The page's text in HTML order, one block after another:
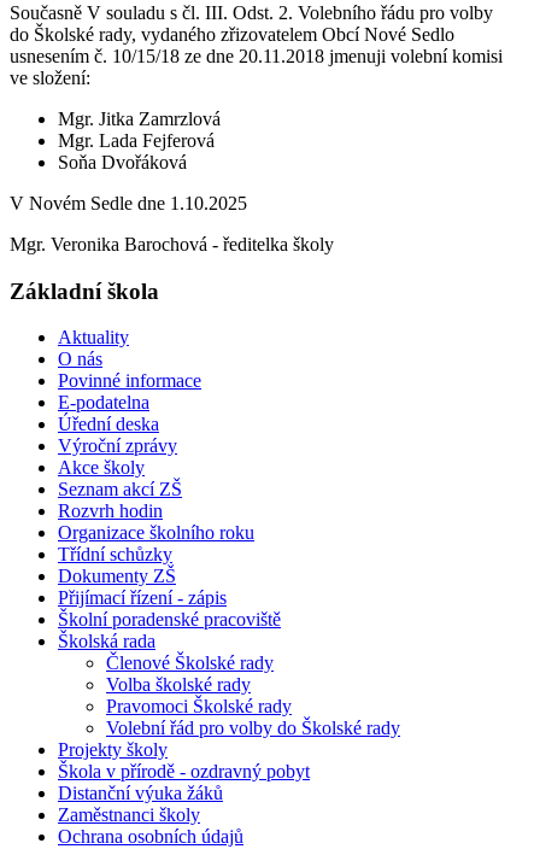
Současně V souladu s čl. III. Odst. 2. Volebního řádu pro volby
do Školské rady, vydaného zřizovatelem Obcí Nové Sedlo
usnesením č. 10/15/18 ze dne 20.11.2018 jmenuji volební komisi
ve složení:
Mgr. Jitka Zamrzlová
Mgr. Lada Fejferová
Soňa Dvořáková
V Novém Sedle dne 1.10.2025
Mgr. Veronika Barochová - ředitelka školy
Základní škola
Aktuality
O nás
Povinné informace
E-podatelna
Úřední deska
Výroční zprávy
Akce školy
Seznam akcí ZŠ
Rozvrh hodin
Organizace školního roku
Třídní schůzky
Dokumenty ZŠ
Přijímací řízení - zápis
Školní poradenské pracoviště
Školská rada
Členové Školské rady
Volba školské rady
Pravomoci Školské rady
Volební řád pro volby do Školské rady
Projekty školy
Škola v přírodě - ozdravný pobyt
Distanční výuka žáků
Zaměstnanci školy
Ochrana osobních údajů